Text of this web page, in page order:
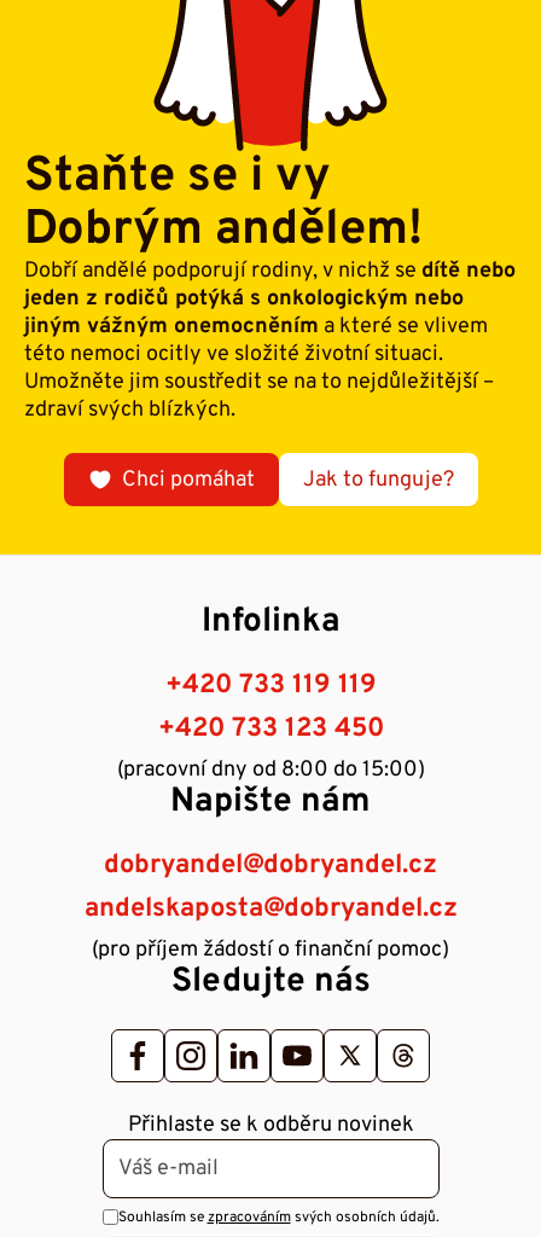
Staňte se i vy
Dobrým andělem!
Dobří andělé podporují rodiny, v nichž se dítě nebo
jeden z rodičů potýká s onkologickým nebo
jiným vážným onemocněním a které se vlivem
této nemoci ocitly ve složité životní situaci.
Umožněte jim soustředit se na to nejdůležitější –
zdraví svých blízkých.
Chci pomáhat Jak to funguje?
Infolinka
+420 733 119 119
+420 733 123 450
(pracovní dny od 8:00 do 15:00)
Napište nám
dobryandel@dobryandel.cz
andelskaposta@dobryandel.cz
(pro příjem žádostí o finanční pomoc)
Sledujte nás
Přihlaste se k odběru novinek
Souhlasím sezpracovánímsvých osobních údajů.